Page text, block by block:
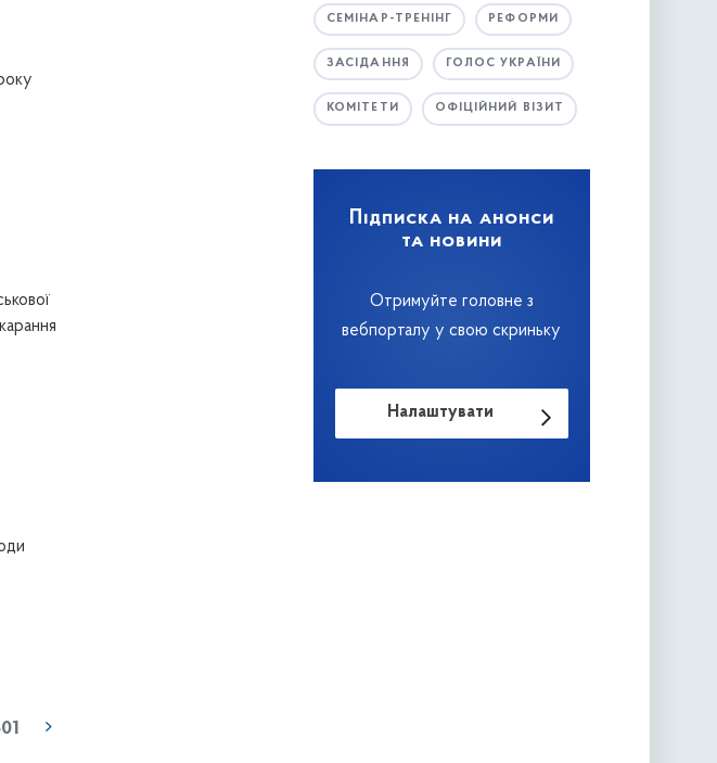
СЕМІНАР-ТРЕНІНГ РЕФОРМИ
ЗАСІДАННЯ ГОЛОС УКРАЇНИ
КОМІТЕТИ ОФІЦІЙНИЙ ВІЗИТ
Підписка на анонси
та новини
Отримуйте головне з
вебпорталу у свою скриньку
Налаштувати